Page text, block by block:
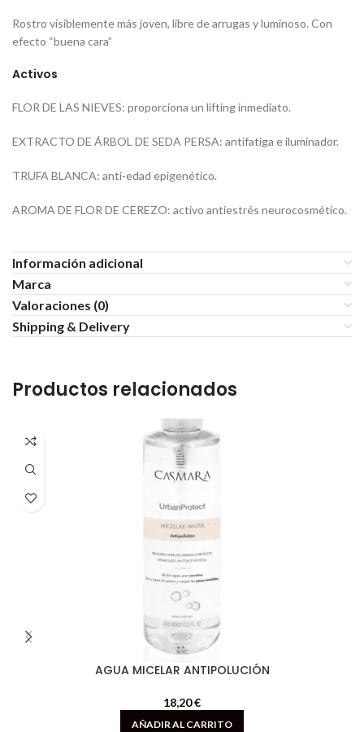
Rostro visiblemente más joven, libre de arrugas y luminoso. Con
efecto “buena cara”
Activos
FLOR DE LAS NIEVES: proporciona un lifting inmediato.
EXTRACTO DE ÁRBOL DE SEDA PERSA: antifatiga e iluminador.
TRUFA BLANCA: anti-edad epigenético.
AROMA DE FLOR DE CEREZO: activo antiestrés neurocosmético.
Información adicional
Marca
Valoraciones (0)
Shipping & Delivery
Productos relacionados
AGUA MICELAR ANTIPOLUCIÓN
18,20€
AÑADIR AL CARRITO